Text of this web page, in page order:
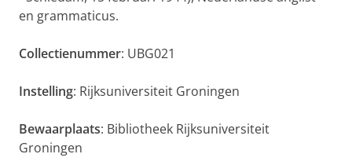
en grammaticus.
Collectienummer: UBG021
Instelling: Rijksuniversiteit Groningen
Bewaarplaats: Bibliotheek Rijksuniversiteit
Groningen